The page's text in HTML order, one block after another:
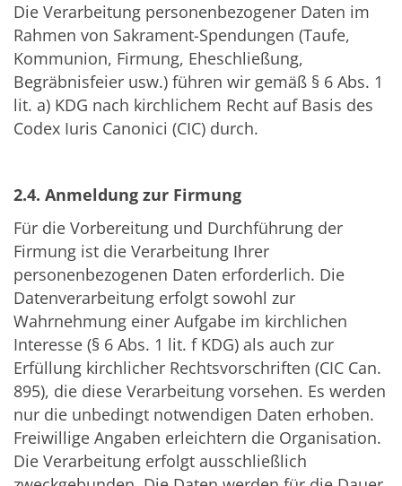
Die Verarbeitung personenbezogener Daten im
Rahmen von Sakrament-Spendungen (Taufe,
Kommunion, Firmung, Eheschließung,
Begräbnisfeier usw.) führen wir gemäß § 6 Abs. 1
lit. a) KDG nach kirchlichem Recht auf Basis des
Codex Iuris Canonici (CIC) durch.
2.4. Anmeldung zur Firmung
Für die Vorbereitung und Durchführung der
Firmung ist die Verarbeitung Ihrer
personenbezogenen Daten erforderlich. Die
Datenverarbeitung erfolgt sowohl zur
Wahrnehmung einer Aufgabe im kirchlichen
Interesse (§ 6 Abs. 1 lit. f KDG) als auch zur
Erfüllung kirchlicher Rechtsvorschriften (CIC Can.
895), die diese Verarbeitung vorsehen. Es werden
nur die unbedingt notwendigen Daten erhoben.
Freiwillige Angaben erleichtern die Organisation.
Die Verarbeitung erfolgt ausschließlich